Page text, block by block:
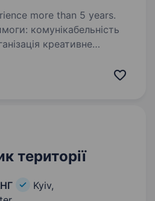
more than 5 years.
території
Kyiv,